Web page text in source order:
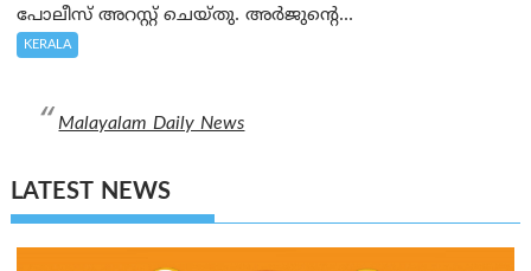
പോലീസ് അറസ്റ്റ് ചെയ്തു. അർജുന്റെ...
KERALA
Malayalam Daily News
LATEST NEWS